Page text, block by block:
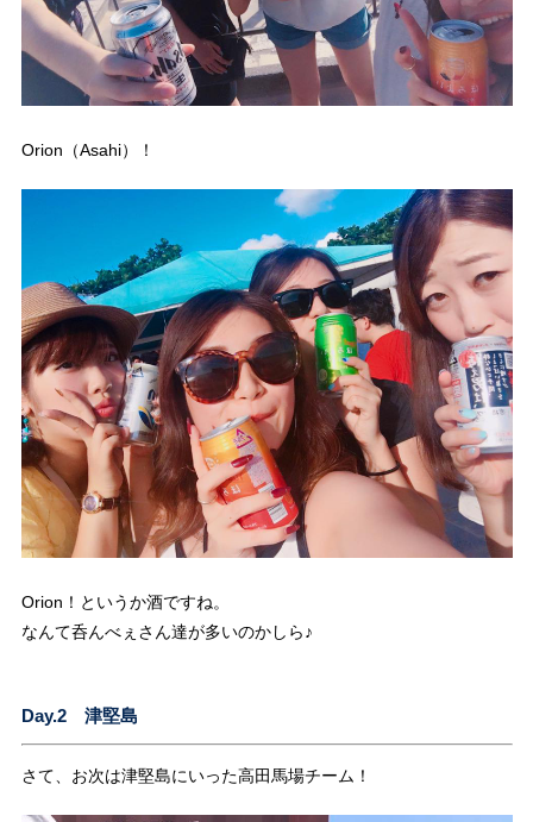
Orion（Asahi）！
Orion！というか酒ですね。
なんて呑んべぇさん達が多いのかしら♪
Day.2 津堅島
さて、お次は津堅島にいった高田馬場チーム！